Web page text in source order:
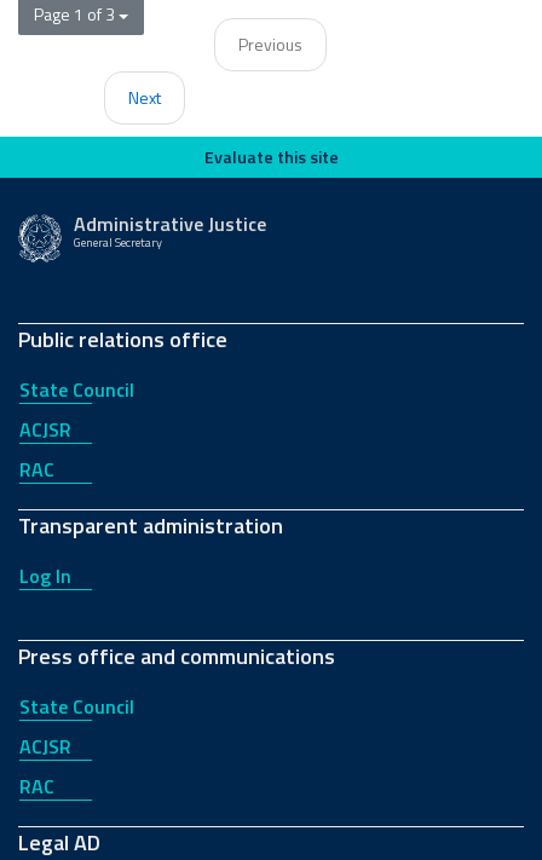
Page 1 of 3
Previous
Next
Evaluate this siteEvaluate this site
Administrative Justice
General Secretary
Public relations office
State Council
ACJSR
RAC
Transparent administration
Log In
Press office and communications
State Council
ACJSR
RAC
Legal AD